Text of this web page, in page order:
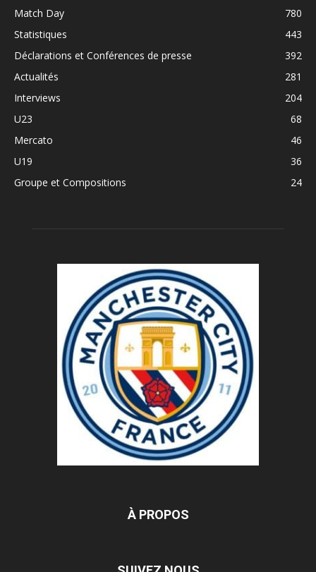
Match Day
780
Statistiques
443
Déclarations et Conférences de presse
392
Actualités
281
Interviews
204
U23
68
Mercato
46
U19
36
Groupe et Compositions
24
À PROPOS